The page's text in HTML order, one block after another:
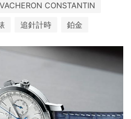
VACHERON CONSTANTIN
追針計時 鉑金